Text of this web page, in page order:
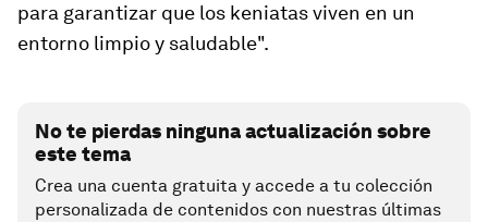
para garantizar que los keniatas viven en un
entorno limpio y saludable".
No te pierdas ninguna actualización sobre
este tema
Crea una cuenta gratuita y accede a tu colección
personalizada de contenidos con nuestras últimas